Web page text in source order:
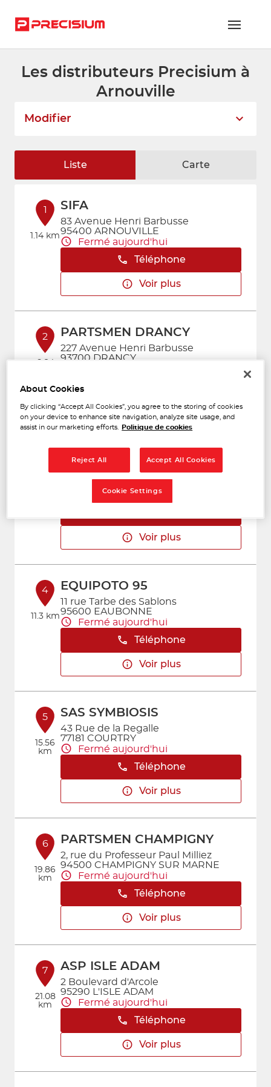
RÉSEAU PRECISIUM
NOUS REJOINDRE
CONTACTEZ-NOUS
ESPACE ADHÉRENT
Les distributeurs Precisium à
Arnouville
Modifier
Liste Carte
1
1.14 km
SIFA
83 Avenue Henri Barbusse
95400 ARNOUVILLE
Fermé aujourd'hui
Téléphone
Voir plus
2 PARTSMEN DRANCY
227 Avenue Henri Barbusse
93700 DRANCY
Voir plus
VDSA DOMONT
35 Avenue du Lycée
Fermé aujourd'hui
Voir plus
4
11.3 km
EQUIPOTO 95
11 rue Tarbe des Sablons
95600 EAUBONNE
Fermé aujourd'hui
Téléphone
Voir plus
5
15.56
km
SAS SYMBIOSIS
43 Rue de la Regalle
77181 COURTRY
Fermé aujourd'hui
Téléphone
Voir plus
6
19.86
km
PARTSMEN CHAMPIGNY
2, rue du Professeur Paul Milliez
94500 CHAMPIGNY SUR MARNE
Fermé aujourd'hui
Téléphone
Voir plus
7
21.08
km
ASP ISLE ADAM
2 Boulevard d'Arcole
95290 L'ISLE ADAM
Fermé aujourd'hui
Téléphone
Voir plus
About Cookies
By clicking “Accept All Cookies”, you agree to the storing of cookies
on your device to enhance site navigation, analyze site usage, and
assist in our marketing efforts.
Politique de cookies
Reject All Accept All Cookies
Cookie Settings